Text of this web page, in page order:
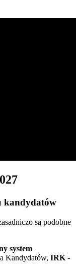
kandydatów
są podobne
system
Kandydatów, IRK -